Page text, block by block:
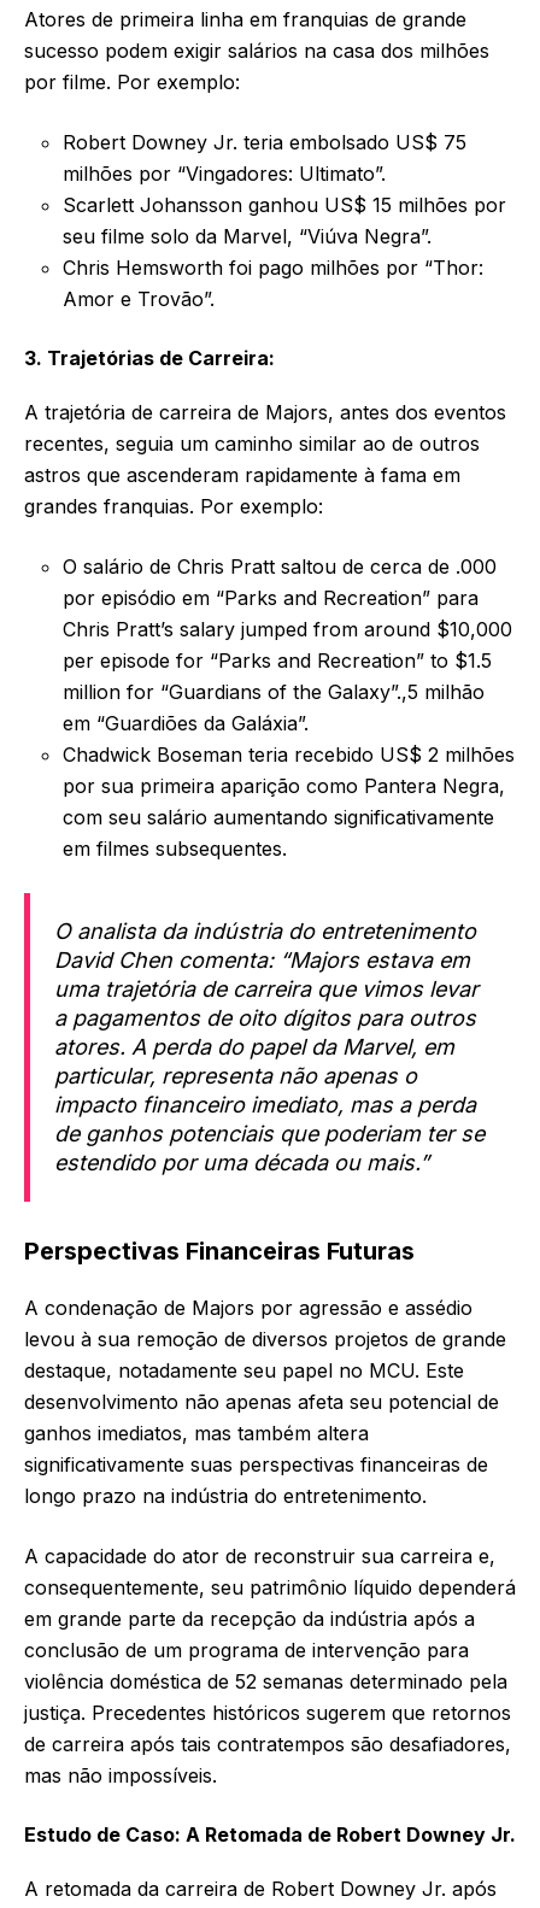
Atores de primeira linha em franquias de grande
sucesso podem exigir salários na casa dos milhões
por filme. Por exemplo:
Robert Downey Jr. teria embolsado US$ 75
milhões por “Vingadores: Ultimato”.
Scarlett Johansson ganhou US$ 15 milhões por
seu filme solo da Marvel, “Viúva Negra”.
Chris Hemsworth foi pago milhões por “Thor:
Amor e Trovão”.
3. Trajetórias de Carreira:
A trajetória de carreira de Majors, antes dos eventos
recentes, seguia um caminho similar ao de outros
astros que ascenderam rapidamente à fama em
grandes franquias. Por exemplo:
O salário de Chris Pratt saltou de cerca de .000
por episódio em “Parks and Recreation” para
Chris Pratt’s salary jumped from around $10,000
per episode for “Parks and Recreation” to $1.5
million for “Guardians of the Galaxy”.,5 milhão
em “Guardiões da Galáxia”.
Chadwick Boseman teria recebido US$ 2 milhões
por sua primeira aparição como Pantera Negra,
com seu salário aumentando significativamente
em filmes subsequentes.
O analista da indústria do entretenimento
David Chen comenta: “Majors estava em
uma trajetória de carreira que vimos levar
a pagamentos de oito dígitos para outros
atores. A perda do papel da Marvel, em
particular, representa não apenas o
impacto financeiro imediato, mas a perda
de ganhos potenciais que poderiam ter se
estendido por uma década ou mais.”
Perspectivas Financeiras Futuras
A condenação de Majors por agressão e assédio
levou à sua remoção de diversos projetos de grande
destaque, notadamente seu papel no MCU. Este
desenvolvimento não apenas afeta seu potencial de
ganhos imediatos, mas também altera
significativamente suas perspectivas financeiras de
longo prazo na indústria do entretenimento.
A capacidade do ator de reconstruir sua carreira e,
consequentemente, seu patrimônio líquido dependerá
em grande parte da recepção da indústria após a
conclusão de um programa de intervenção para
violência doméstica de 52 semanas determinado pela
justiça. Precedentes históricos sugerem que retornos
de carreira após tais contratempos são desafiadores,
mas não impossíveis.
Estudo de Caso: A Retomada de Robert Downey Jr.
A retomada da carreira de Robert Downey Jr. após